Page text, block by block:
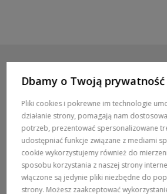
MARKI
POPULARNE KATEGORIE
DOSTAWA:
Dbamy o Twoją prywatność
Pliki cookies i pokrewne im technologie
działanie strony, pomagają nam
potrzeb, prezentować spersonalizowane
udostępniać funkcje związane z mediami
cookie wykorzystujemy również do
sposobu korzystania z naszej strony
włączone są jedynie pliki niezbędne do
strony. Możesz zaakceptować